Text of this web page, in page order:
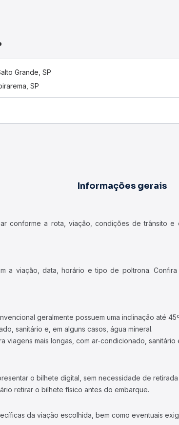
Grande, SP
SP
Informações gerais
conforme a rota, viação, condições de trânsito
a viação, data, horário e tipo de poltrona.
geralmente possuem uma inclinação até
sanitário e, em alguns casos, água mineral.
viagens mais longas, com ar-condicionado, sanitário
o bilhete digital, sem necessidade de
retirar o bilhete físico antes do embarque.
da viação escolhida, bem como eventuais